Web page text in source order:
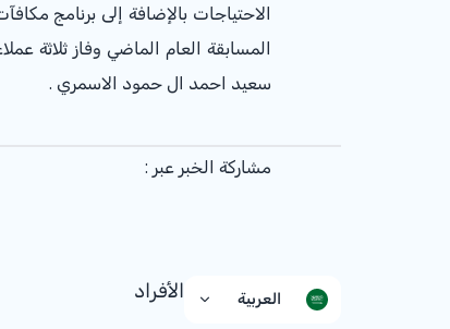
الاحتياجات بالإضافة إلى برنامج
المسابقة العام الماضي وفاز ثلاثة
سعيد احمد ال حمود الاسمري .
مشاركة الخبر عبر :
العربية الأفراد